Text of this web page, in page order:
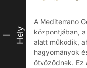
I Hely
A Mediterrano
központjában,
alatt működik,
hagyományok
ötvöződnek. Ez